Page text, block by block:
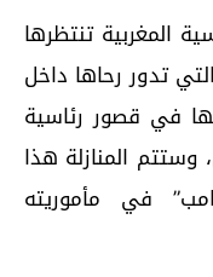
المغربية تنتظرها
تدور رحاها داخل
في قصور رئاسية
وستتم المنازلة هذا
في مأموريته